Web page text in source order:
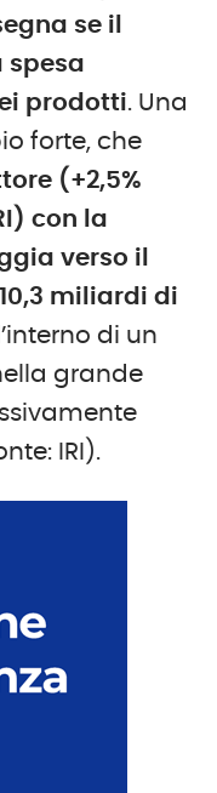
se il
spesa
prodotti. Una
forte, che
(+2,5%
con la
verso il
miliardi di
di un
grande
IRI).